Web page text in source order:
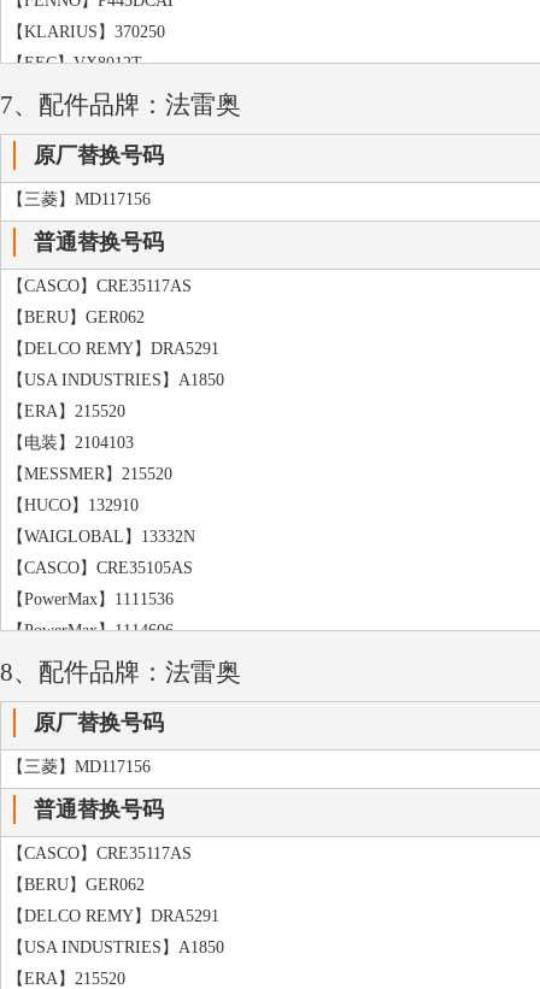
【KLARIUS】370250
【EEC】VX8012T
【GT EXHAUST】G370253
【KLARIUS】311142
【MAGNAFLOW】K340
7、配件品牌：法雷奥
原厂替换号码
【三菱】MD117156
普通替换号码
【CASCO】CRE35117AS
【BERU】GER062
【DELCO REMY】DRA5291
【USA INDUSTRIES】A1850
【ERA】215520
【电装】2104103
【MESSMER】215520
【HUCO】132910
【WAIGLOBAL】13332N
【CASCO】CRE35105AS
【PowerMax】1111536
【PowerMax】1114606
【CASCO】CRC35116AS
【PowerMax】1017635
【PowerMax】81115613
【DA SILVA】A030777
【ELSTOCK】282785
【HC-Cargo】140232
【FRIESEN】9090460
【HC-Cargo】132934
【PowerMax】81017635
【PowerMax】81114487
8、配件品牌：法雷奥
原厂替换号码
【三菱】MD117156
普通替换号码
【CASCO】CRE35117AS
【BERU】GER062
【DELCO REMY】DRA5291
【USA INDUSTRIES】A1850
【ERA】215520